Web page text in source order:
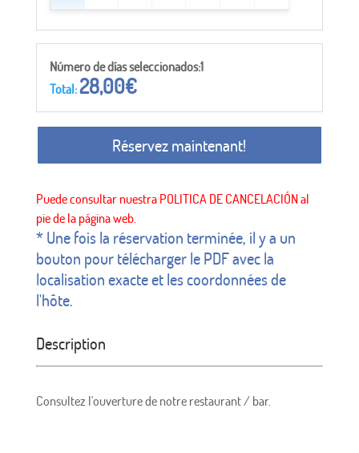
Número de días seleccionados:1
Total:28,00€
Réservez maintenant!
* Une fois la réservation terminée, il y a un
bouton pour télécharger le PDF avec la
localisation exacte et les coordonnées de
l'hôte.
Description
Consultez l'ouverture de notre restaurant / bar.